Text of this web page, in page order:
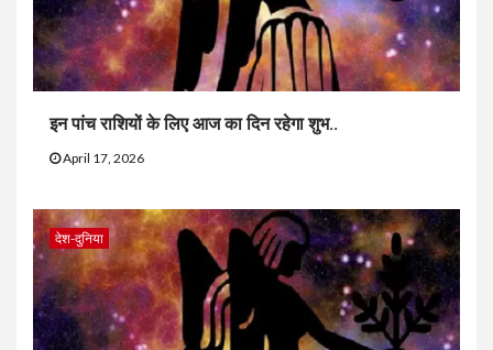
इन पांच राशियों के लिए आज का दिन रहेगा शुभ..
April 17, 2026
देश-दुनिया